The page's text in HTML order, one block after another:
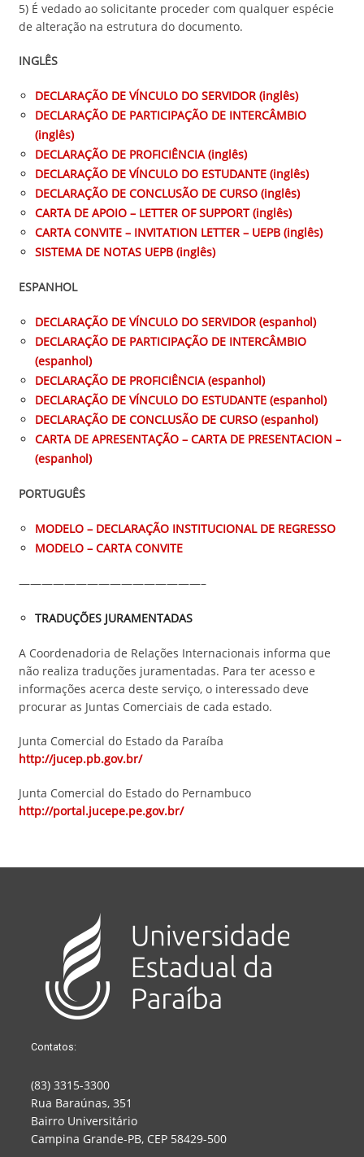
5) É vedado ao solicitante proceder com qualquer espécie
de alteração na estrutura do documento.
INGLÊS
DECLARAÇÃO DE VÍNCULO DO SERVIDOR (inglês)
DECLARAÇÃO DE PARTICIPAÇÃO DE INTERCÂMBIO
(inglês)
DECLARAÇÃO DE PROFICIÊNCIA (inglês)
DECLARAÇÃO DE VÍNCULO DO ESTUDANTE (inglês)
DECLARAÇÃO DE CONCLUSÃO DE CURSO (inglês)
CARTA DE APOIO – LETTER OF SUPPORT (inglês)
CARTACONVITE – INVITATION LETTER – UEPB (inglês)
SISTEMA DE NOTAS UEPB (inglês)
ESPANHOL
DECLARAÇÃO DE VÍNCULO DO SERVIDOR (espanhol)
DECLARAÇÃO DE PARTICIPAÇÃO DE INTERCÂMBIO
(espanhol)
DECLARAÇÃO DE PROFICIÊNCIA (espanhol)
DECLARAÇÃO DE VÍNCULO DO ESTUDANTE (espanhol)
DECLARAÇÃO DE CONCLUSÃO DE CURSO (espanhol)
CARTA DE APRESENTAÇÃO – CARTA DE PRESENTACION –
(espanhol)
PORTUGUÊS
MODELO – DECLARAÇÃO INSTITUCIONAL DE REGRESSO
MODELO – CARTA CONVITE
————————————————–
TRADUÇÕES JURAMENTADAS
A Coordenadoria de Relações Internacionais informa que
não realiza traduções juramentadas. Para ter acesso e
informações acerca deste serviço, o interessado deve
procurar as Juntas Comerciais de cada estado.
Junta Comercial do Estado da Paraíba
http://jucep.pb.gov.br/
Junta Comercial do Estado do Pernambuco
http://portal.jucepe.pe.gov.br/
Contatos:
(83) 3315-3300
Rua Baraúnas, 351
Bairro Universitário
Campina Grande-PB, CEP 58429-500